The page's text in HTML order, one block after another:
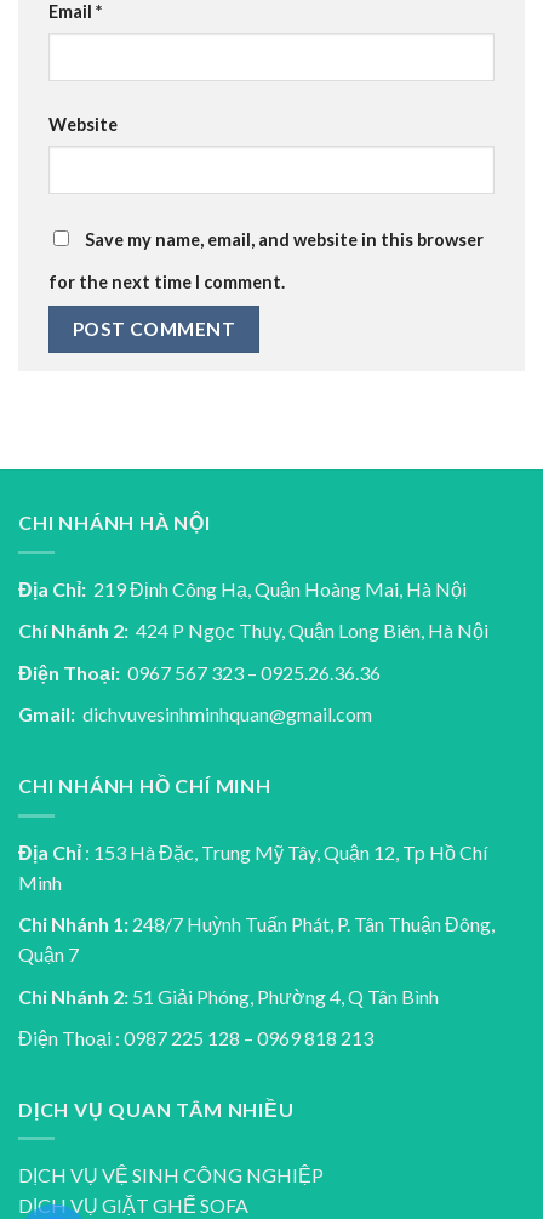
Email *
Website
Save my name, email, and website in this browser
for the next time I comment.
CHI NHÁNH HÀ NỘI
Địa Chỉ: 219 Định Công Hạ, Quận Hoàng Mai, Hà Nội
Chí Nhánh 2: 424 P Ngọc Thụy, Quận Long Biên, Hà Nội
Điện Thoại: 0967 567 323 – 0925.26.36.36
Gmail: dichvuvesinhminhquan@gmail.com
CHI NHÁNH HỒ CHÍ MINH
Địa Chỉ : 153 Hà Đặc, Trung Mỹ Tây, Quận 12, Tp Hồ Chí
Minh
Chi Nhánh 1: 248/7 Huỳnh Tuấn Phát, P. Tân Thuận Đông,
Quận 7
Chi Nhánh 2: 51 Giải Phóng, Phường 4, Q Tân Bình
Điện Thoại : 0987 225 128 – 0969 818 213
DỊCH VỤ QUAN TÂM NHIỀU
DỊCH VỤ VỆ SINH CÔNG NGHIỆP
DỊCH VỤ GIẶT GHẾ SOFA